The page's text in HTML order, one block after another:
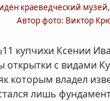
краеведческий
Автор фото: Виктор
купчихи Ксении
открытки с видами
которым владел
лишь